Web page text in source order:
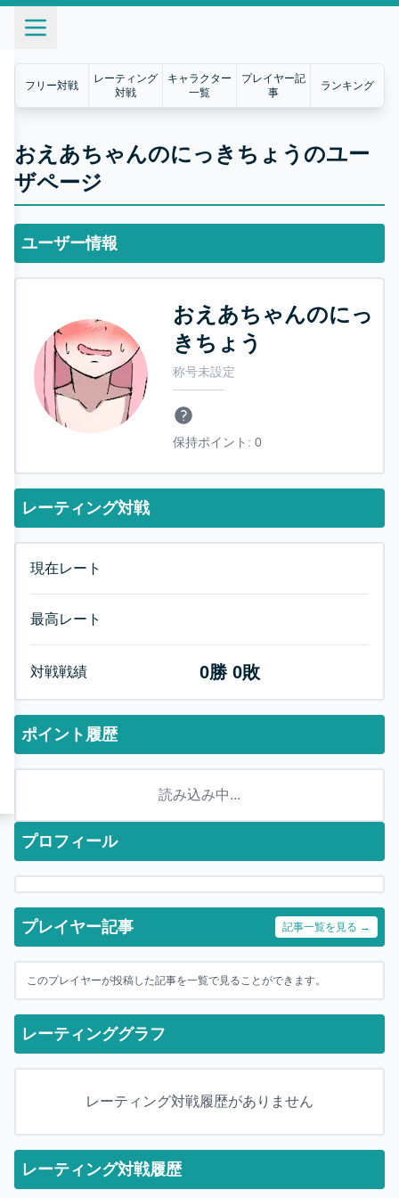
フリー対戦
レーティング
対戦
キャラクター
一覧
プレイヤー記
事
ランキング
おえあちゃんのにっきちょうのユー
ザページ
ユーザー情報
おえあちゃんのにっ
きちょう
称号未設定
保持ポイント: 0
レーティング対戦
現在レート
最高レート
対戦戦績 0勝 0敗
ポイント履歴
読み込み中...
プロフィール
プレイヤー記事 記事一覧を見る →
このプレイヤーが投稿した記事を一覧で見ることができます。
レーティンググラフ
レーティング対戦履歴がありません
レーティング対戦履歴